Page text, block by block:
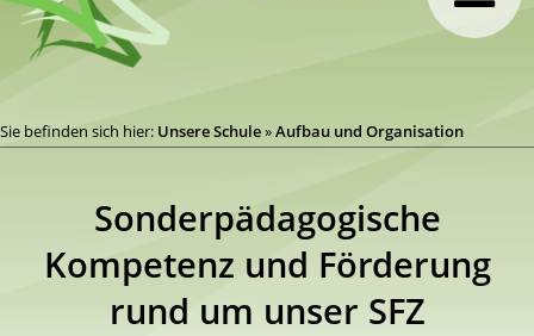
Sie befinden sich hier: Unsere Schule»Aufbau und Organisation
Sonderpädagogische
Kompetenz und Förderung
rund um unser SFZ